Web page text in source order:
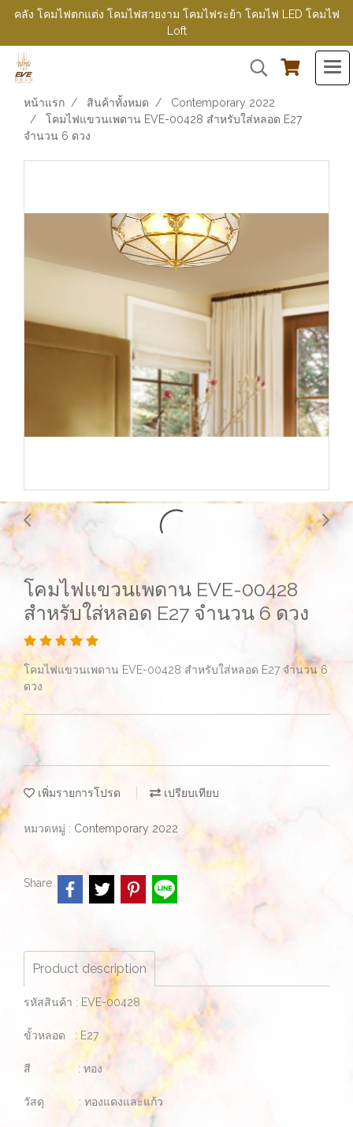
คลัง โคมไฟตกแต่ง โคมไฟสวยงาม โคมไฟระย้า โคมไฟ LED โคมไฟ
Loft
หน้าแรก สินค้าทั้งหมด
Contemporary 2022
โคมไฟแขวนเพดาน EVE-00428 สำหรับใส่หลอด E27
จำนวน 6 ดวง
โคมไฟแขวนเพดาน EVE-00428
สำหรับใส่หลอด E27 จำนวน 6 ดวง
โคมไฟแขวนเพดาน EVE-00428 สำหรับใส่หลอด E27 จำนวน 6
ดวง
เพิ่มรายการโปรด เปรียบเทียบ
หมวดหมู่ : Contemporary 2022
Share
Product description
รหัสสินค้า : EVE-00428
ขั้วหลอด : E27
สี : ทอง
วัสดุ : ทองแดงและแก้ว